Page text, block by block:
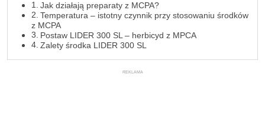
Jak działają preparaty z MCPA?
Temperatura – istotny czynnik przy stosowaniu środków
z MCPA
Postaw LIDER 300 SL – herbicyd z MPCA
Zalety środka LIDER 300 SL
REKLAMA